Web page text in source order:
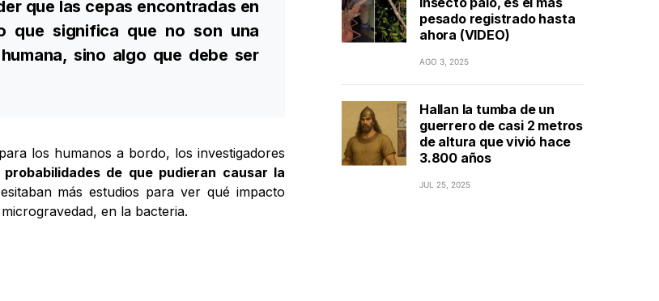
que las cepas encontradas en
que significa que no son una
sino algo que debe ser
los humanos a bordo, los investigadores
de que pudieran causar la
más estudios para ver qué impacto
en la bacteria.
pesado registrado hasta
ahora (VIDEO)
AGO 3, 2025
Hallan la tumba de un
guerrero de casi 2 metros
de altura que vivió hace
3.800 años
JUL 25, 2025